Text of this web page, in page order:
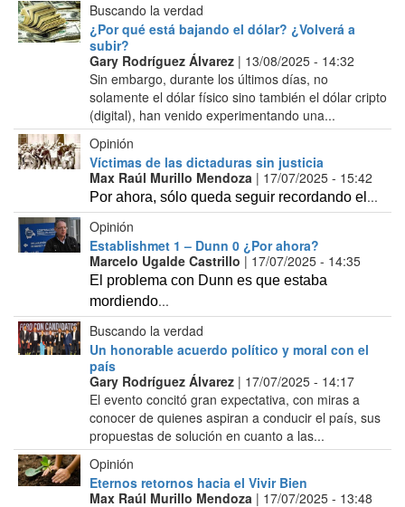
Buscando la verdad
¿Por qué está bajando el dólar? ¿Volverá a
subir?
Gary Rodríguez Álvarez | 13/08/2025 - 14:32
Sin embargo, durante los últimos días, no
solamente el dólar físico sino también el dólar cripto
(digital), han venido experimentando una...
Opinión
Víctimas de las dictaduras sin justicia
Max Raúl Murillo Mendoza | 17/07/2025 - 15:42
Por ahora, sólo queda seguir recordando el ...
Opinión
Establishmet 1 – Dunn 0 ¿Por ahora?
Marcelo Ugalde Castrillo | 17/07/2025 - 14:35
El problema con Dunn es que estaba
mordiendo...
Buscando la verdad
Un honorable acuerdo político y moral con el
país
Gary Rodríguez Álvarez | 17/07/2025 - 14:17
El evento concitó gran expectativa, con miras a
conocer de quienes aspiran a conducir el país, sus
propuestas de solución en cuanto a las...
Opinión
Eternos retornos hacia el Vivir Bien
Max Raúl Murillo Mendoza | 17/07/2025 - 13:48